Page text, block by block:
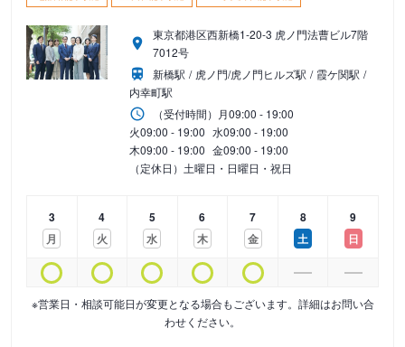
東京都港区西新橋1-20-3 虎ノ門法曹ビル7階
7012号
新橋駅
虎ノ門/虎ノ門ヒルズ駅
霞ケ関駅
内幸町駅
（受付時間） 月09:00 - 19:00
火09:00 - 19:00 水09:00 - 19:00
木09:00 - 19:00 金09:00 - 19:00
（定休日）土曜日・日曜日・祝日
3
月
4
火
5
水
6
木
7
金
8
土
9
日
※営業日・相談可能日が変更となる場合もございます。詳細はお問い合
わせください。